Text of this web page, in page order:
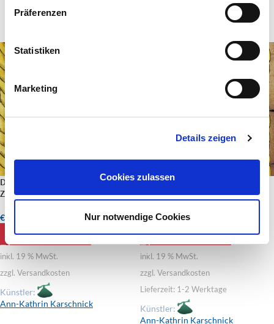
Präferenzen
Statistiken
Marketing
Details zeigen
Cookies zulassen
Nur notwendige Cookies
Das Pirateneinhorn und der
Zauberer
€
IN DEN WARENKORB
inkl. 19 % MwSt.
zzgl. Versandkosten
Künstler:
Ann-Kathrin Karschnick
Das Pirateneinhorn und das
verlorene Lachen
€12,95 inkl. MwSt.
IN DEN WARENKORB
inkl. 19 % MwSt.
zzgl. Versandkosten
Lieferzeit: 1-2 Werktage
Künstler:
Ann-Kathrin Karschnick